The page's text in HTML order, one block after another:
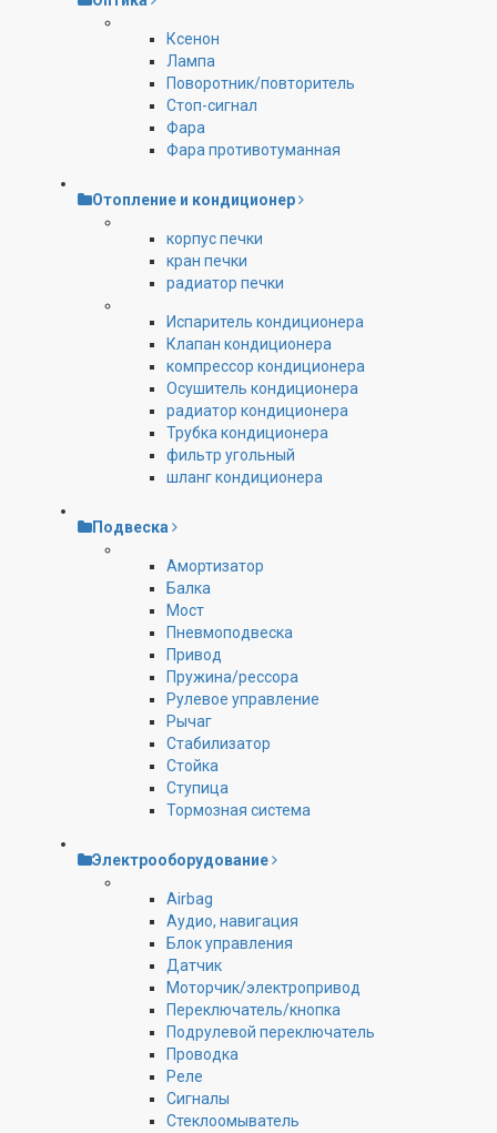
Ксенон
Лампа
Поворотник/повторитель
Стоп-сигнал
Фара
Фара противотуманная
Отопление и кондиционер
корпус печки
кран печки
радиатор печки
Испаритель кондиционера
Клапан кондиционера
компрессор кондиционера
Осушитель кондиционера
радиатор кондиционера
Трубка кондиционера
фильтр угольный
шланг кондиционера
Подвеска
Амортизатор
Балка
Мост
Пневмоподвеска
Привод
Пружина/рессора
Рулевое управление
Рычаг
Стабилизатор
Стойка
Ступица
Тормозная система
Электрооборудование
Airbag
Аудио, навигация
Блок управления
Датчик
Моторчик/электропривод
Переключатель/кнопка
Подрулевой переключатель
Проводка
Реле
Сигналы
Стеклоомыватель